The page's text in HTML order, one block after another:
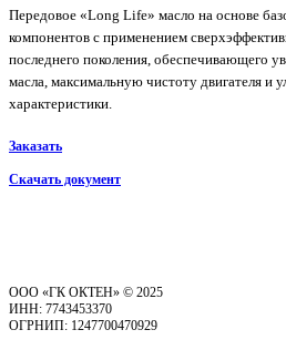
Передовое «Long Life» масло на основе
компонентов с применением
последнего поколения, обеспечивающего
масла, максимальную чистоту двигателя и
характеристики.
Заказать
Скачать документ
ООО «ГК ОКТЕН» © 2025
ИНН: 7743453370
ОГРНИП: 1247700470929